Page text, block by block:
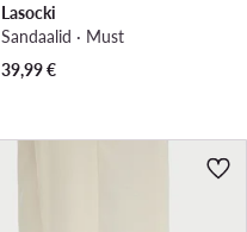
Lasocki
Sandaalid · Must
39,99€